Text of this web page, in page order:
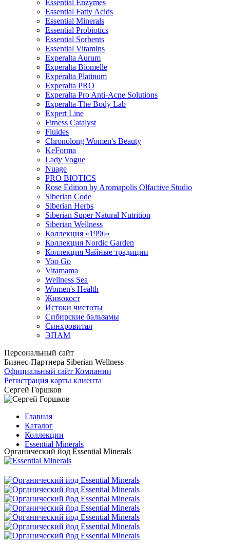
Essential Enzymes
Essential Fatty Acids
Essential Minerals
Essential Probiotics
Essential Sorbents
Essential Vitamins
Experalta Aurum
Experalta Biomelle
Experalta Platinum
Experalta PRO
Experalta Pro Anti-Acne Solutions
Experalta The Body Lab
Expert Line
Fitness Catalyst
Fluides
Chronolong Women's Beauty
KeForma
Lady Vogue
Nuage
PRO BIOTICS
Rose Edition by Aromapolis Olfactive Studio
Siberian Code
Siberian Herbs
Siberian Super Natural Nutrition
Siberian Wellness
Коллекция «1996»
Коллекция Nordic Garden
Коллекция Чайные традиции
Yoo Go
Vitamama
Wellness Sea
Women's Health
Живокост
Истоки чистоты
Сибирские бальзамы
Синхровитал
ЭПАМ
Персональный сайт
Бизнес-Партнера Siberian Wellness
Официальный сайт Компании
Регистрация карты клиента
Сергей Горшков
Главная
Каталог
Коллекции
Essential Minerals
Органический йод Essential Minerals